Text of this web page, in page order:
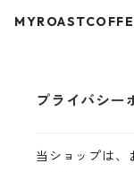
プライバシー
当ショップは、